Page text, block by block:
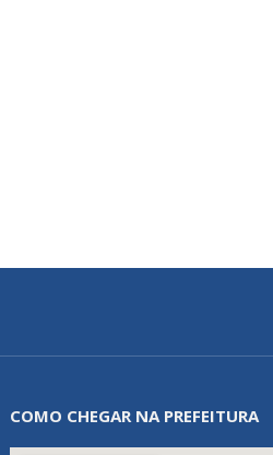
COMO CHEGAR NA PREFEITURA